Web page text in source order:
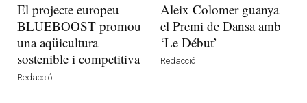
El projecte europeu
BLUEBOOST promou
una aqüicultura
sostenible i competitiva
Redacció
Aleix Colomer guanya
el Premi de Dansa amb
‘Le Début’
Redacció